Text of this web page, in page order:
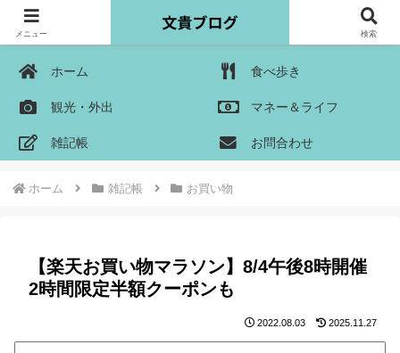
ホーム 食べ歩き
観光・外出 マネー＆ライフ
雑記帳 お問合わせ
ホーム 雑記帳 お買い物
【楽天お買い物マラソン】8/4午後8時開催
2時間限定半額クーポンも
2022.08.03 2025.11.27
メニュー 検索